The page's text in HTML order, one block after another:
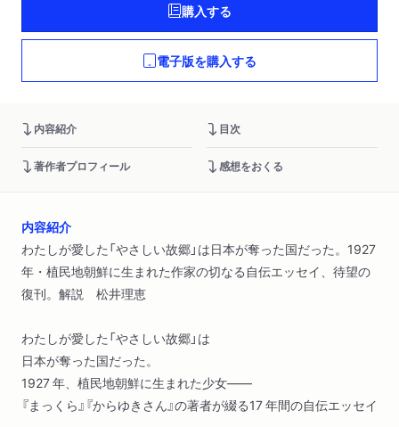
購入する
電子版を購入する
内容紹介 目次
著作者プロフィール 感想をおくる
内容紹介
わたしが愛した「やさしい故郷」は日本が奪った国だった。1927
年・植民地朝鮮に生まれた作家の切なる自伝エッセイ、待望の
復刊。解説 松井理恵
わたしが愛した「やさしい故郷」は
日本が奪った国だった。
1927 年、植民地朝鮮に生まれた少女――
『まっくら』『からゆきさん』の著者が綴る17 年間の自伝エッセイ